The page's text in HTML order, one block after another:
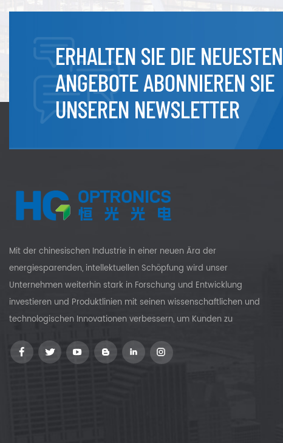
ERHALTEN SIE DIE NEUESTEN
ANGEBOTE ABONNIEREN SIE
UNSEREN NEWSLETTER
Mit der chinesischen Industrie in einer neuen Ära der
energiesparenden, intellektuellen Schöpfung wird unser
Unternehmen weiterhin stark in Forschung und Entwicklung
investieren und Produktlinien mit seinen wissenschaftlichen und
technologischen Innovationen verbessern, um Kunden zu